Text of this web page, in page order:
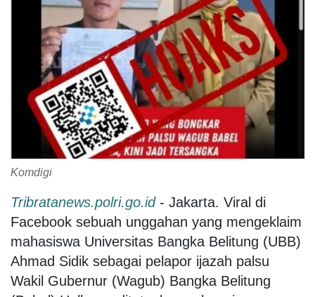
Komdigi
Tribratanews.polri.go.id - Jakarta. Viral di
Facebook sebuah unggahan yang mengeklaim
mahasiswa Universitas Bangka Belitung (UBB)
Ahmad Sidik sebagai pelapor ijazah palsu
Wakil Gubernur (Wagub) Bangka Belitung